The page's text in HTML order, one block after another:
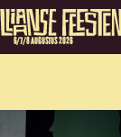
6/7/8 AUGUSTUS 2026